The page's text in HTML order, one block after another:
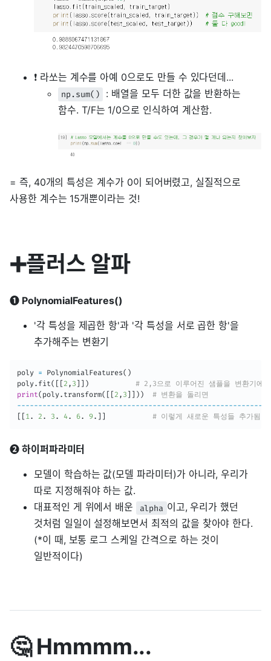
❗ 라쏘는 계수를 아예 0으로도 만들 수 있다던데...
np.sum()
: 배열을 모두 더한 값을 반환하는
함수. T/F는 1/0으로 인식하여 계산함.
= 즉, 40개의 특성은 계수가 0이 되어버렸고, 실질적으로
사용한 계수는 15개뿐이라는 것!
➕플러스 알파
➊ PolynomialFeatures()
'각 특성을 제곱한 항'과 '각 특성을 서로 곱한 항'을
추가해주는 변환기
poly = PolynomialFeatures( )
poly. fit( 2 , 3 )
# 2,3으로 이루어진 샘플을 변환기에
print( poly. transform( 2 , 3 ) )
# 변환을 돌리면
----------------------------------------------------------
1. 2 . 3 . 4. 6. 9 . # 이렇게 새로운 특성들 추가됨!
➋ 하이퍼파라미터
모델이 학습하는 값(모델 파라미터)가 아니라, 우리가
따로 지정해줘야 하는 값.
대표적인 게 위에서 배운
alpha 이고, 우리가 했던
것처럼 일일이 설정해보면서 최적의 값을 찾아야 한다.
(*이 때, 보통 로그 스케일 간격으로 하는 것이
일반적이다)
🤔 Hmmmm...